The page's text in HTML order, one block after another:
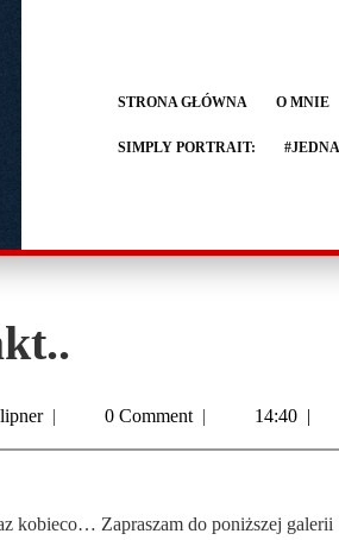
STRONA GŁÓWNA O MNIE
SIMPLY PORTRAIT:
| 0 Comment | 14:40 |
kobieco… Zapraszam do poniższej galerii